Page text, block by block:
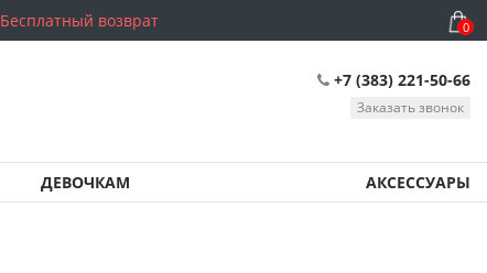
Бесплатный возврат 0
+7 (383) 221-50-66
Заказать звонок
ДЕВОЧКАМ АКСЕССУАРЫ